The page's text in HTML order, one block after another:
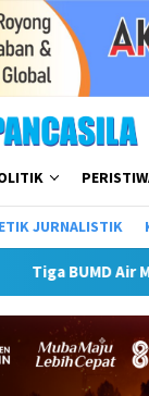
JURNALISTIK
Malang Raya